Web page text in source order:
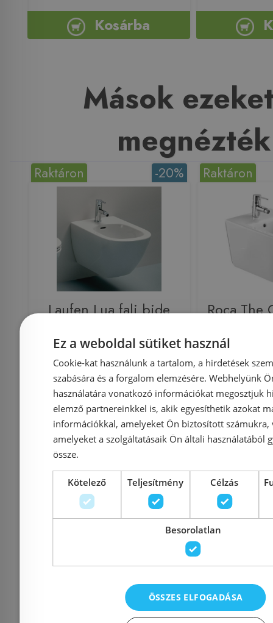
Kosárba
Mások
megnézték
-20%
Raktáron
Laufen Lua fali bide
Azonosító: 206532
Cikkszám: H8300810003021
68 386 Ft54 790 Ft
Kosárba
Raktáron
Roca The
71 971 Ft
Ez a weboldal sütiket használ
Cookie-kat használunk a tartalom, a hirdetések
szabására és a forgalom elemzésére. Webhelyünk
használatára vonatkozó információkat megosztjuk
elemző partnereinkkel is, akik egyesíthetik azokat
információkkal, amelyeket Ön biztosított számukra,
amelyeket a szolgáltatásaik Ön általi használatából
össze.
Kötelező Teljesítmény Célzás
Besorolatlan
ÖSSZES ELFOGADÁSA